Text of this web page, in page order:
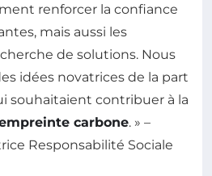
renforcer la confiance
mais aussi les
de solutions. Nous
idées novatrices de la part
souhaitaient contribuer à la
carbone. » –
Responsabilité Sociale